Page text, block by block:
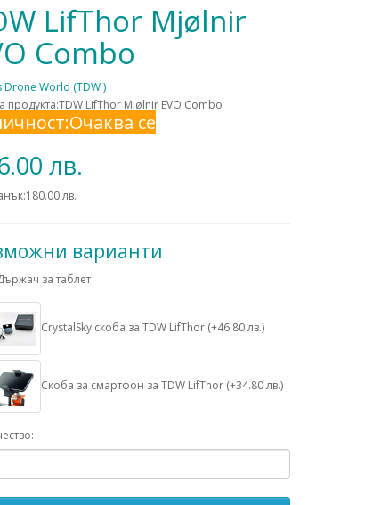
LifThor Mjølnir
Combo
Drone World (TDW )
продукта:TDW LifThor Mjølnir EVO Combo
се
лв.
лв.
варианти
за таблет
CrystalSky скоба за TDW LifThor (+46.80 лв.)
Скоба за смартфон за TDW LifThor (+34.80 лв.)